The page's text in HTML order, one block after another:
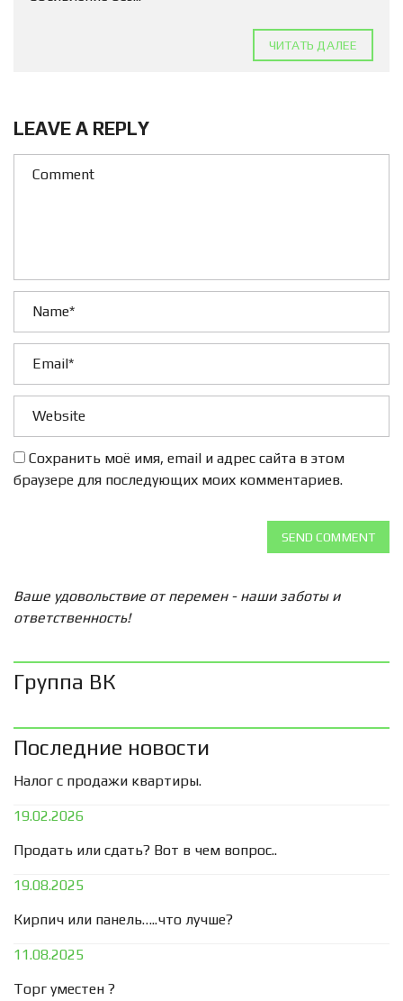
ЧИТАТЬ ДАЛЕЕ
LEAVE A REPLY
Сохранить моё имя, email и адрес сайта в этом
браузере для последующих моих комментариев.
SEND COMMENT
Ваше удовольствие от перемен - наши заботы и
ответственность!
Группа ВК
Последние новости
Налог с продажи квартиры.
19.02.2026
Продать или сдать? Вот в чем вопрос..
19.08.2025
Кирпич или панель…..что лучше?
11.08.2025
Торг уместен ?